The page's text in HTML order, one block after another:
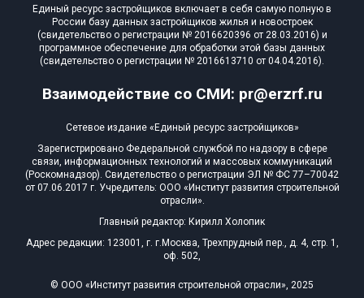
Взаимодействие со СМИ: pr@erzrf.ru
Единый ресурс застройщиков включает в себя самую полную в
России базу данных застройщиков жилья и новостроек
(свидетельство о регистрации № 2016620396 от 28.03.2016) и
программное обеспечение для обработки этой базы данных
(свидетельство о регистрации № 2016613710 от 04.04.2016).
Сетевое издание «Единый ресурс застройщиков»
Зарегистрировано Федеральной службой по надзору в сфере
связи, информационных технологий и массовых коммуникаций
(Роскомнадзор). Свидетельство о регистрации ЭЛ № ФС 77–70042
от 07.06.2017 г. Учредитель: ООО «Институт развития строительной
отрасли».
Главный редактор: Кирилл Холопик
Адрес редакции: 123001, г. г.Москва, Трехпрудный пер., д. 4, стр. 1,
оф. 502,
© ООО «Институт развития строительной отрасли», 2025